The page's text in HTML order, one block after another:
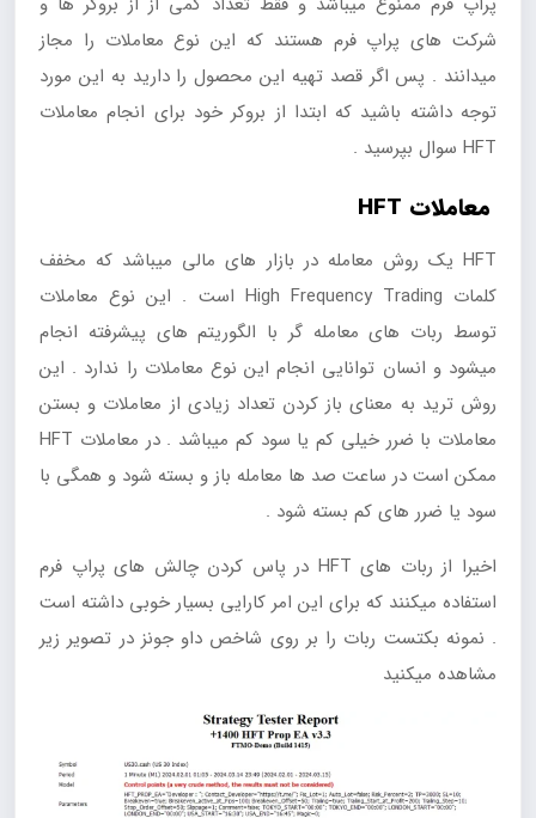
شرکت های پراپ فرم هستند که این نوع معاملات را مجاز
میدانند . پس اگر قصد تهیه این محصول را دارید به این مورد
توجه داشته باشید که ابتدا از بروکر خود برای انجام معاملات
HFT سوال بپرسید .
معاملات HFT
HFT یک روش معامله در بازار های مالی میباشد که مخفف
کلمات High Frequency Trading است . این نوع معاملات
توسط ربات های معامله گر با الگوریتم های پیشرفته انجام
میشود و انسان توانایی انجام این نوع معاملات را ندارد . این
روش ترید به معنای باز کردن تعداد زیادی از معاملات و بستن
معاملات با ضرر خیلی کم یا سود کم میباشد . در معاملات HFT
ممکن است در ساعت صد ها معامله باز و بسته شود و همگی با
سود یا ضرر های کم بسته شود .
اخیرا از ربات های HFT در پاس کردن چالش های پراپ فرم
استفاده میکنند که برای این امر کارایی بسیار خوبی داشته است
. نمونه بکتست ربات را بر روی شاخص داو جونز در تصویر زیر
مشاهده میکنید